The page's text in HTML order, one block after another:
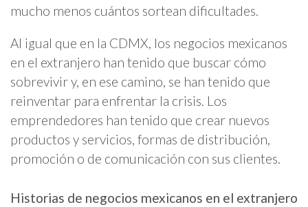
mucho menos cuántos sortean dificultades.
Al igual que en la CDMX, los negocios mexicanos
en el extranjero han tenido que buscar cómo
sobrevivir y, en ese camino, se han tenido que
reinventar para enfrentar la crisis. Los
emprendedores han tenido que crear nuevos
productos y servicios, formas de distribución,
promoción o de comunicación con sus clientes.
Historias de negocios mexicanos en el extranjero